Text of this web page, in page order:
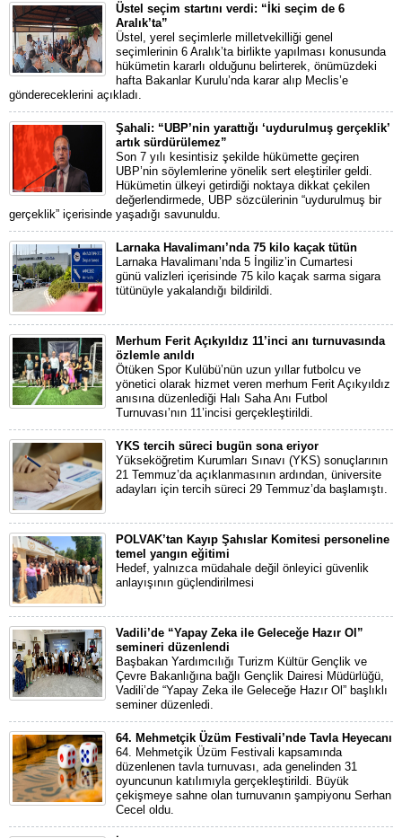
Üstel seçim startını verdi: “İki seçim de 6
Aralık’ta”
Üstel, yerel seçimlerle milletvekilliği genel
seçimlerinin 6 Aralık’ta birlikte yapılması konusunda
hükümetin kararlı olduğunu belirterek, önümüzdeki
hafta Bakanlar Kurulu’nda karar alıp Meclis’e
göndereceklerini açıkladı.
Şahali: “UBP’nin yarattığı ‘uydurulmuş gerçeklik’
artık sürdürülemez”
Son 7 yılı kesintisiz şekilde hükümette geçiren
UBP’nin söylemlerine yönelik sert eleştiriler geldi.
Hükümetin ülkeyi getirdiği noktaya dikkat çekilen
değerlendirmede, UBP sözcülerinin “uydurulmuş bir
gerçeklik” içerisinde yaşadığı savunuldu.
Larnaka Havalimanı’nda 75 kilo kaçak tütün
Larnaka Havalimanı’nda 5 İngiliz’in Cumartesi
günü valizleri içerisinde 75 kilo kaçak sarma sigara
tütünüyle yakalandığı bildirildi.
Merhum Ferit Açıkyıldız 11’inci anı turnuvasında
özlemle anıldı
Ötüken Spor Kulübü’nün uzun yıllar futbolcu ve
yönetici olarak hizmet veren merhum Ferit Açıkyıldız
anısına düzenlediği Halı Saha Anı Futbol
Turnuvası’nın 11’incisi gerçekleştirildi.
YKS tercih süreci bugün sona eriyor
Yükseköğretim Kurumları Sınavı (YKS) sonuçlarının
21 Temmuz’da açıklanmasının ardından, üniversite
adayları için tercih süreci 29 Temmuz’da başlamıştı.
POLVAK’tan Kayıp Şahıslar Komitesi personeline
temel yangın eğitimi
Hedef, yalnızca müdahale değil önleyici güvenlik
anlayışının güçlendirilmesi
Vadili’de “Yapay Zeka ile Geleceğe Hazır Ol”
semineri düzenlendi
Başbakan Yardımcılığı Turizm Kültür Gençlik ve
Çevre Bakanlığına bağlı Gençlik Dairesi Müdürlüğü,
Vadili’de “Yapay Zeka ile Geleceğe Hazır Ol” başlıklı
seminer düzenledi.
64. Mehmetçik Üzüm Festivali’nde Tavla Heyecanı
64. Mehmetçik Üzüm Festivali kapsamında
düzenlenen tavla turnuvası, ada genelinden 31
oyuncunun katılımıyla gerçekleştirildi. Büyük
çekişmeye sahne olan turnuvanın şampiyonu Serhan
Cecel oldu.